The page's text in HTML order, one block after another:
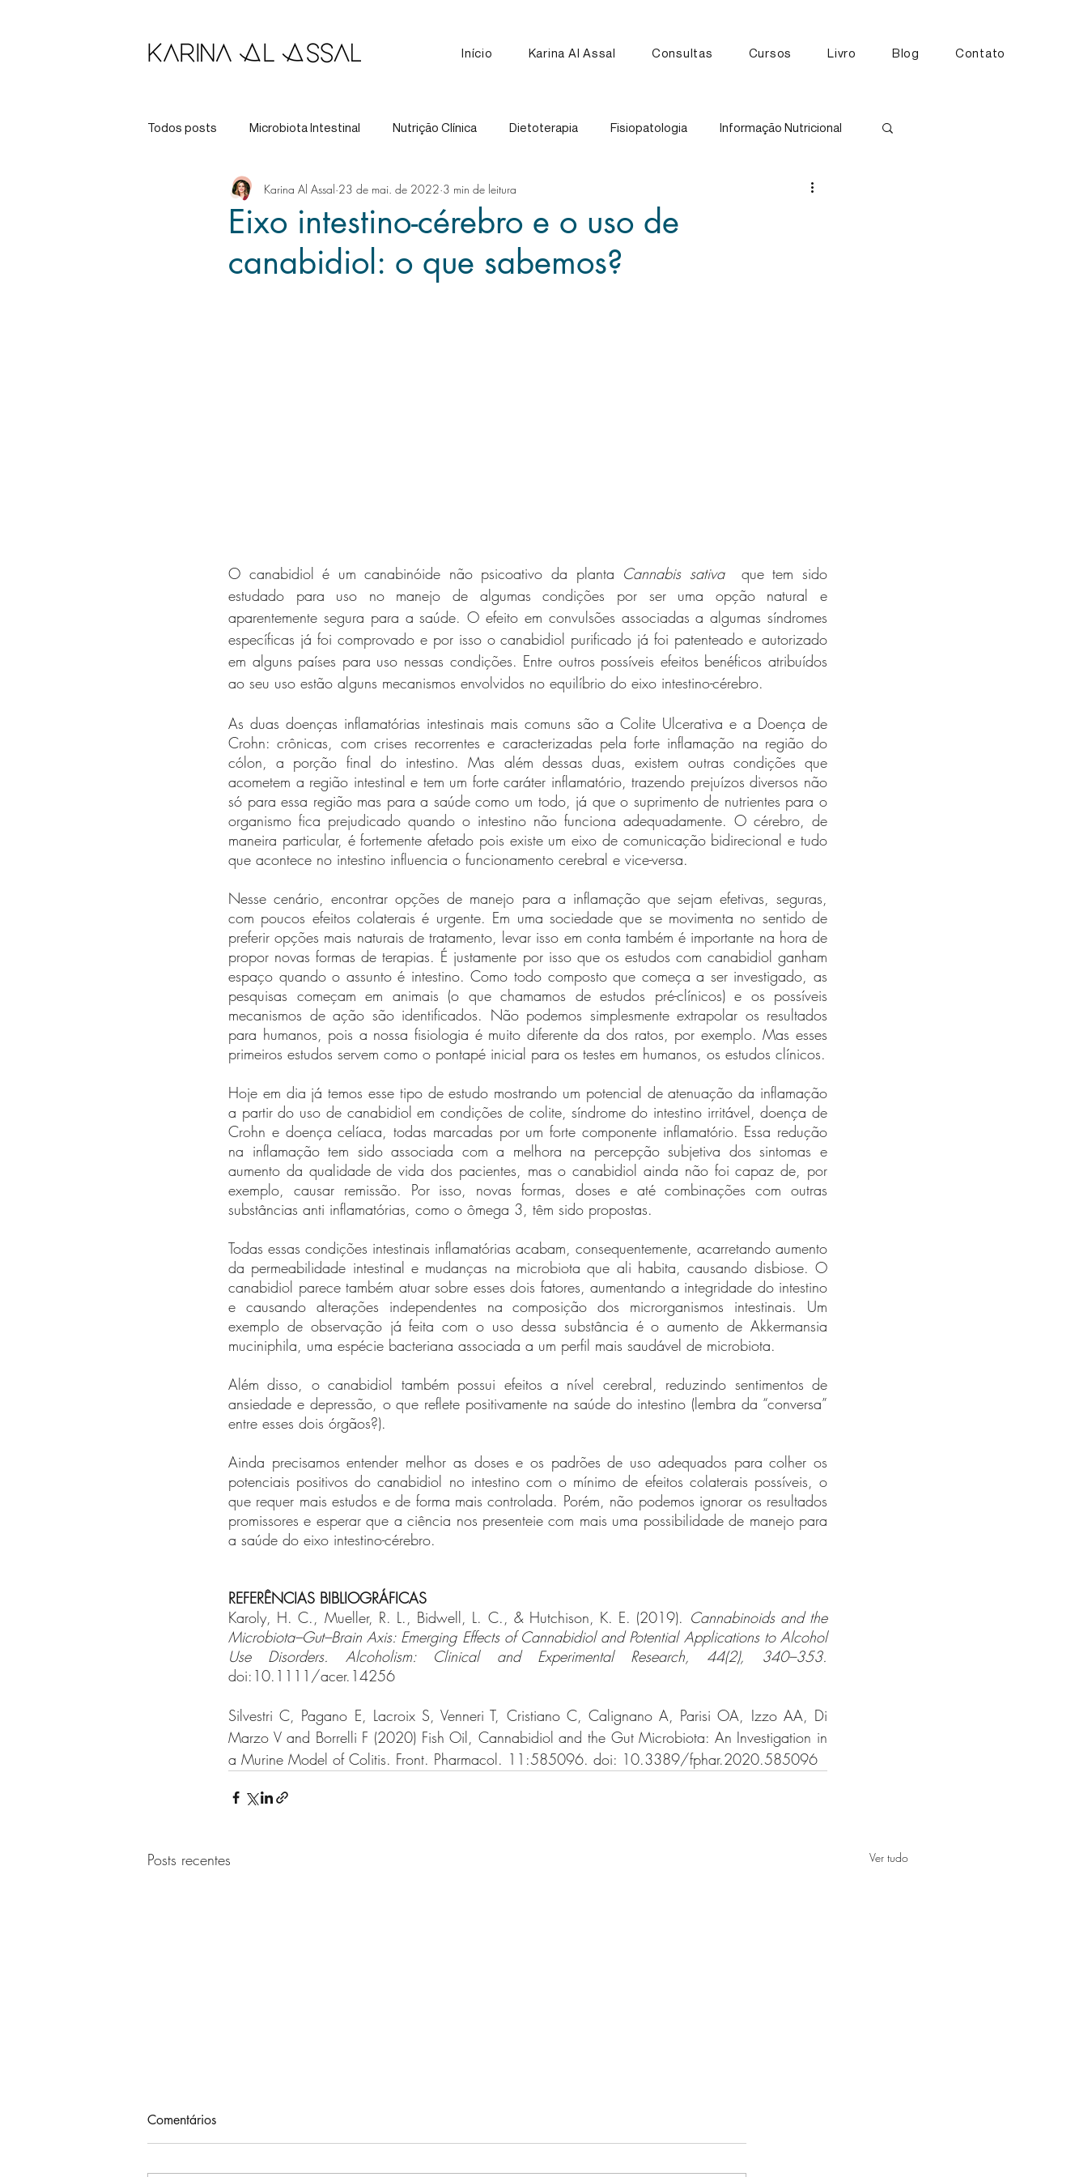
Início Karina Al Assal Consultas Cursos Livro Blog Contato
Todos posts Microbiota Intestinal Nutrição Clínica Dietoterapia Fisiopatologia Informação Nutricional
Longevidade Tratamento Nutrição Esportiva Receitas
Eixo intestino-cérebro e o uso de
canabidiol: o que sabemos?
Karina Al Assal 23 de mai. de 2022 3 min de leitura
O canabidiol é um canabinóide não psicoativo da planta Cannabis sativa
  que tem sido
estudado para uso no manejo de algumas condições por ser uma opção natural e
aparentemente segura para a saúde. O efeito em convulsões associadas a algumas síndromes
específicas já foi comprovado e por isso o canabidiol purificado já foi patenteado e autorizado
em alguns países para uso nessas condições. Entre outros possíveis efeitos benéficos atribuídos
ao seu uso estão alguns mecanismos envolvidos no equilíbrio do eixo intestino-cérebro.
As duas doenças inflamatórias intestinais mais comuns são a Colite Ulcerativa e a Doença de
Crohn: crônicas, com crises recorrentes e caracterizadas pela forte inflamação na região do
cólon, a porção final do intestino. Mas além dessas duas, existem outras condições que
acometem a região intestinal e tem um forte caráter inflamatório, trazendo prejuízos diversos não
só para essa região mas para a saúde como um todo, já que o suprimento de nutrientes para o
organismo fica prejudicado quando o intestino não funciona adequadamente. O cérebro, de
maneira particular, é fortemente afetado pois existe um eixo de comunicação bidirecional e tudo
que acontece no intestino influencia o funcionamento cerebral e vice-versa.
Nesse cenário, encontrar opções de manejo para a inflamação que sejam efetivas, seguras,
com poucos efeitos colaterais é urgente. Em uma sociedade que se movimenta no sentido de
preferir opções mais naturais de tratamento, levar isso em conta também é importante na hora de
propor novas formas de terapias. É justamente por isso que os estudos com canabidiol ganham
espaço quando o assunto é intestino. Como todo composto que começa a ser investigado, as
pesquisas começam em animais (o que chamamos de estudos pré-clínicos) e os possíveis
mecanismos de ação são identificados. Não podemos simplesmente extrapolar os resultados
para humanos, pois a nossa fisiologia é muito diferente da dos ratos, por exemplo. Mas esses
primeiros estudos servem como o pontapé inicial para os testes em humanos, os estudos clínicos.
Hoje em dia já temos esse tipo de estudo mostrando um potencial de atenuação da inflamação
a partir do uso de canabidiol em condições de colite, síndrome do intestino irritável, doença de
Crohn e doença celíaca, todas marcadas por um forte componente inflamatório. Essa redução
na inflamação tem sido associada com a melhora na percepção subjetiva dos sintomas e
aumento da qualidade de vida dos pacientes, mas o canabidiol ainda não foi capaz de, por
exemplo, causar remissão. Por isso, novas formas, doses e até combinações com outras
substâncias anti inflamatórias, como o ômega 3, têm sido propostas.
Todas essas condições intestinais inflamatórias acabam, consequentemente, acarretando aumento
da permeabilidade intestinal e mudanças na microbiota que ali habita, causando disbiose. O
canabidiol parece também atuar sobre esses dois fatores, aumentando a integridade do intestino
e causando alterações independentes na composição dos microrganismos intestinais. Um
exemplo de observação já feita com o uso dessa substância é o aumento de Akkermansia
muciniphila, uma espécie bacteriana associada a um perfil mais saudável de microbiota.
Além disso, o canabidiol também possui efeitos a nível cerebral, reduzindo sentimentos de
ansiedade e depressão, o que reflete positivamente na saúde do intestino (lembra da “conversa”
entre esses dois órgãos?).
Ainda precisamos entender melhor as doses e os padrões de uso adequados para colher os
potenciais positivos do canabidiol no intestino com o mínimo de efeitos colaterais possíveis, o
que requer mais estudos e de forma mais controlada. Porém, não podemos ignorar os resultados
promissores e esperar que a ciência nos presenteie com mais uma possibilidade de manejo para
a saúde do eixo intestino-cérebro.
REFERÊNCIAS BIBLIOGRÁFICAS
Karoly, H. C., Mueller, R. L., Bidwell, L. C., & Hutchison, K. E. (2019). Cannabinoids and the
Microbiota–Gut–Brain Axis: Emerging Effects of Cannabidiol and Potential Applications to Alcohol
Use Disorders. Alcoholism: Clinical and Experimental Research, 44(2), 340–353.
doi:10.1111/acer.14256
Silvestri C, Pagano E, Lacroix S, Venneri T, Cristiano C, Calignano A, Parisi OA, Izzo AA, Di
Marzo V and Borrelli F (2020) Fish Oil, Cannabidiol and the Gut Microbiota: An Investigation in
a Murine Model of Colitis. Front. Pharmacol. 11:585096. doi: 10.3389/fphar.2020.585096
Posts recentes Ver tudo
Comentários